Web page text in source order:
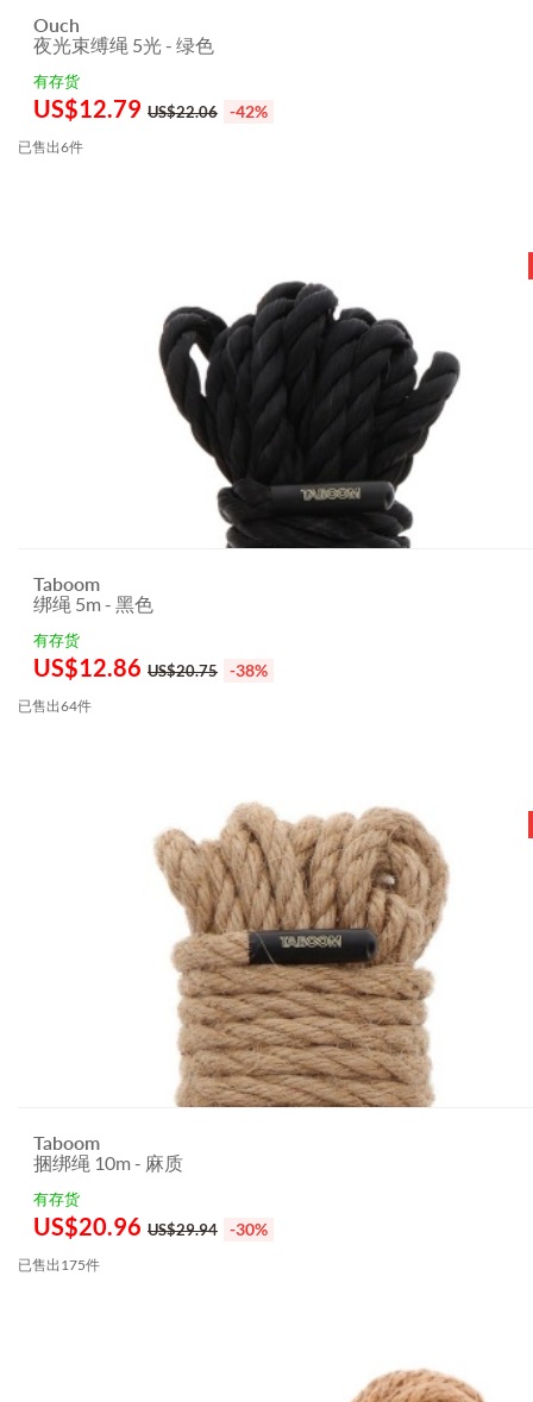
Ouch
夜光束缚绳 5光 - 绿色
有存货
US$12.79 US$22.06 -42%
已售出6件
Taboom
绑绳 5m - 黑色
有存货
US$12.86 US$20.75 -38%
已售出64件
Taboom
捆绑绳 10m - 麻质
有存货
US$20.96 US$29.94 -30%
已售出175件